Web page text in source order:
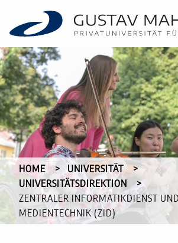
HOME
UNIVERSITÄT
UNIVERSITÄTSDIREKTION
CURRENT:
ZENTRALER INFORMATIKDIENST UND
MEDIENTECHNIK (ZID)